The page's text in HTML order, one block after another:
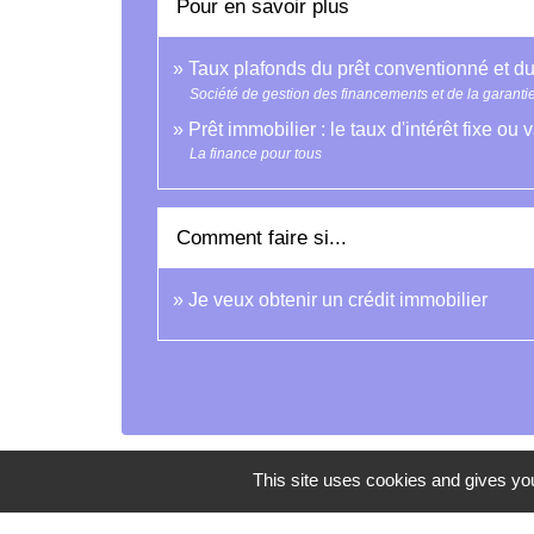
Pour en savoir plus
Taux plafonds du prêt conventionné et
Société de gestion des financements et de la
Prêt immobilier : le taux d'intérêt fixe ou
La finance pour tous
Comment faire si...
Je veux obtenir un crédit immobilier
This site uses cookies and gives